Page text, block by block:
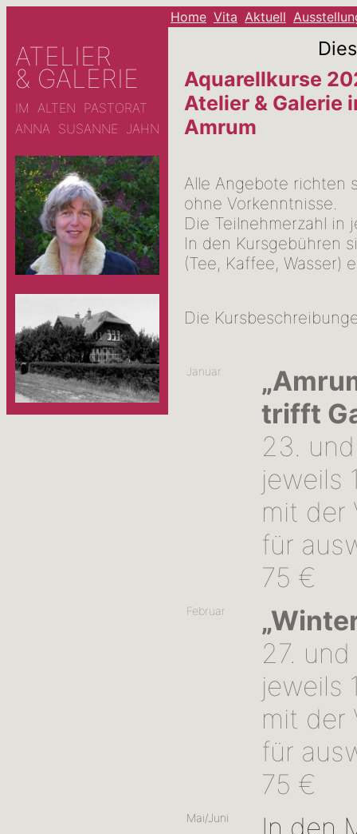
Home Vita Aktuell
ATELIER
& GALERIE
IM ALTEN PASTORAT
ANNA SUSANNE JAHN
Aquarellkurse
Atelier & Galerie
Amrum
Alle Angebote richten
ohne Vorkenntnisse.
Die Teilnehmerzahl in
In den Kursgebühren
(Tee, Kaffee, Wasser)
Die
Januar
trifft
23.
jeweils
mit der
für
75 €
Februar
27.
jeweils
mit der
für
75 €
Mai/Juni
In den